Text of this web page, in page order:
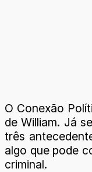
O Conexão
de William. Já
três
algo que pode
criminal.